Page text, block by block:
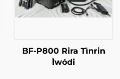
BF-P800 Rira Tìnrin
Ìwódi